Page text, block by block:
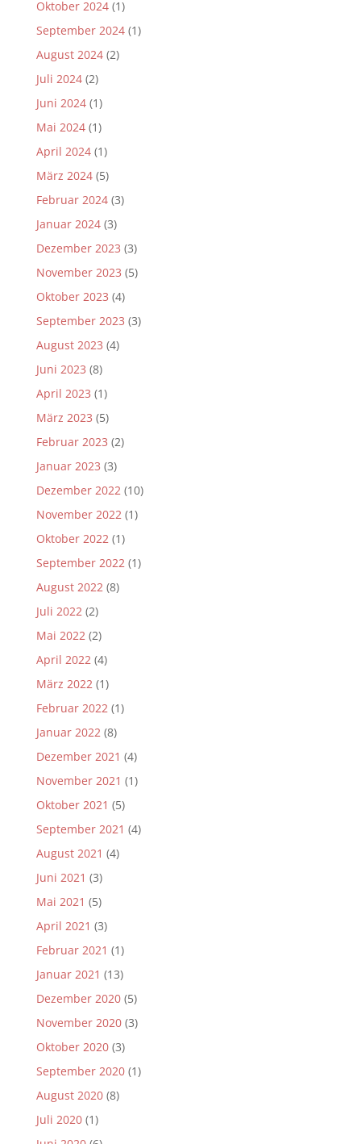
Oktober 2024(1)
September 2024(1)
August 2024(2)
Juli 2024(2)
Juni 2024(1)
Mai 2024(1)
April 2024(1)
März 2024(5)
Februar 2024(3)
Januar 2024(3)
Dezember 2023 (3)
November 2023 (5)
Oktober 2023 (4)
September 2023 (3)
August 2023 (4)
Juni 2023 (8)
April 2023 (1)
März 2023 (5)
Februar 2023 (2)
Januar 2023 (3)
Dezember 2022(10)
November 2022(1)
Oktober 2022(1)
September 2022(1)
August 2022(8)
Juli 2022(2)
Mai 2022(2)
April 2022(4)
März 2022(1)
Februar 2022(1)
Januar 2022(8)
Dezember 2021 (4)
November 2021 (1)
Oktober 2021 (5)
September 2021 (4)
August 2021 (4)
Juni 2021 (3)
Mai 2021 (5)
April 2021 (3)
Februar 2021 (1)
Januar 2021 (13)
Dezember 2020(5)
November 2020(3)
Oktober 2020(3)
September 2020(1)
August 2020(8)
Juli 2020(1)